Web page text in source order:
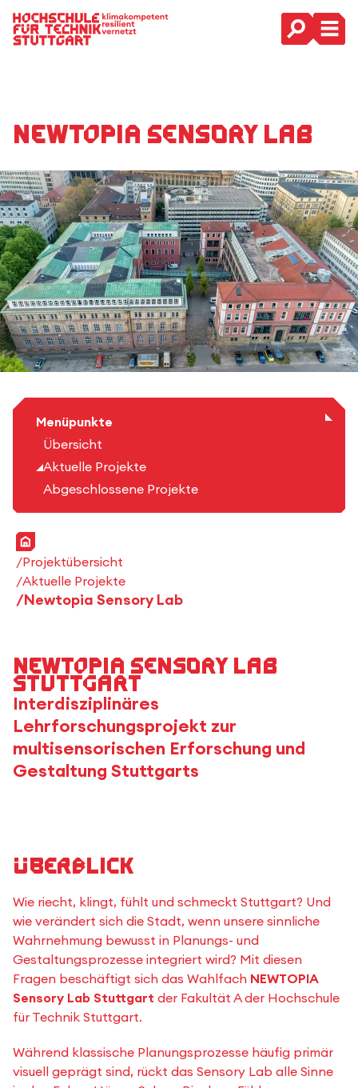
Hauptnavigation
Newtopia Sensory Lab
Menüpunkte
Übersicht
Aktuelle Projekte
Abgeschlossene Projekte
Startseite
Projektübersicht
Aktuelle Projekte
Newtopia Sensory Lab
Newtopia Sensory Lab
Stuttgart
Interdisziplinäres
Lehrforschungsprojekt zur
multisensorischen Erforschung und
Gestaltung Stuttgarts
Überblick
Wie riecht, klingt, fühlt und schmeckt Stuttgart? Und
wie verändert sich die Stadt, wenn unsere sinnliche
Wahrnehmung bewusst in Planungs- und
Gestaltungsprozesse integriert wird? Mit diesen
Fragen beschäftigt sich das Wahlfach NEWTOPIA
Sensory Lab Stuttgart der Fakultät A der Hochschule
für Technik Stuttgart.
Während klassische Planungsprozesse häufig primär
visuell geprägt sind, rückt das Sensory Lab alle Sinne